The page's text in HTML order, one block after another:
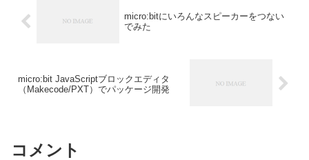
micro:bitにいろんなスピーカーをつない
でみた
micro:bit JavaScriptブロックエディタ
（Makecode/PXT）でパッケージ開発
コメント